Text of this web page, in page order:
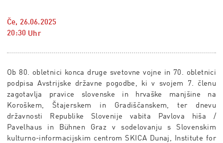
Če, 26.06.2025
20:30 Uhr
Ob 80. obletnici konca druge svetovne vojne in 70. obletnici
podpisa Avstrijske državne pogodbe, ki v svojem 7. členu
zagotavlja pravice slovenske in hrvaške manjšine na
Koroškem, Štajerskem in Gradiščanskem, ter dnevu
državnosti Republike Slovenije vabita Pavlova hiša /
Pavelhaus in Bühnen Graz v sodelovanju s Slovenskim
kulturno-informacijskim centrom SKICA Dunaj, Institute for